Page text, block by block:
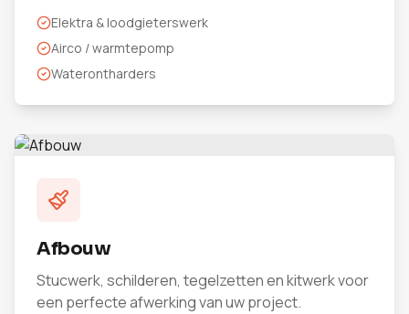
Elektra & loodgieterswerk
Airco / warmtepomp
Waterontharders
Afbouw
Stucwerk, schilderen, tegelzetten en kitwerk voor
een perfecte afwerking van uw project.